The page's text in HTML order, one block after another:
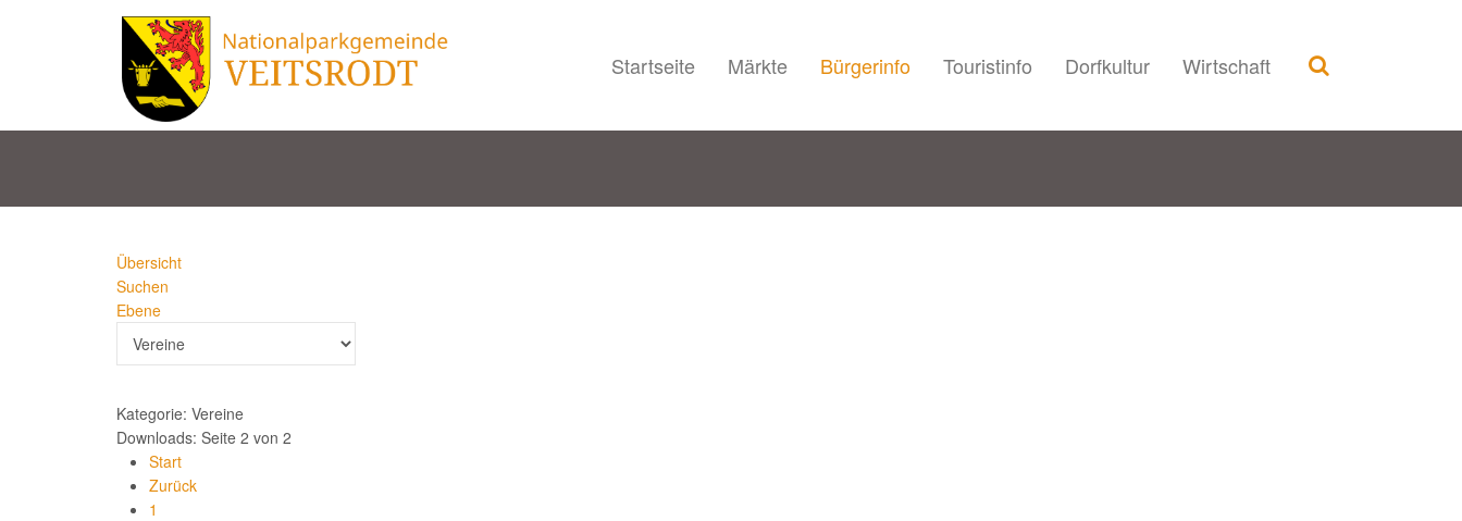
Startseite Märkte Bürgerinfo Touristinfo Dorfkultur Wirtschaft
Übersicht
Suchen
Ebene
Kategorie: Vereine
Downloads: Seite 2 von 2
Start
Zurück
1